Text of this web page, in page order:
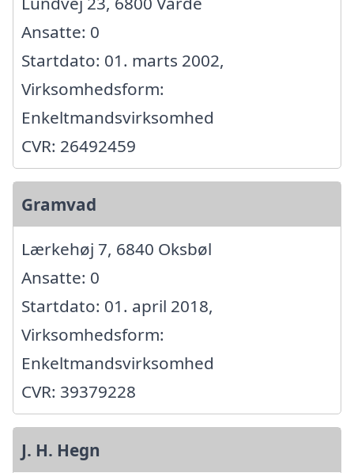
Ansatte: 0
Startdato: 01. marts 2002,
Virksomhedsform:
Enkeltmandsvirksomhed
CVR: 26492459
Gramvad
Lærkehøj 7, 6840 Oksbøl
Ansatte: 0
Startdato: 01. april 2018,
Virksomhedsform:
Enkeltmandsvirksomhed
CVR: 39379228
J. H. Hegn